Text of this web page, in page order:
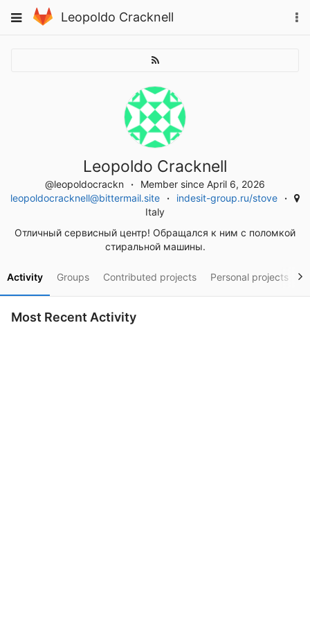
to
Toggle
Leopoldo Cracknell
Leopoldo Cracknell
@leopoldocrackn
Member since April 6, 2026
leopoldocracknell@bittermail.site
indesit-group.ru/stove
Italy
Отличный сервисный центр! Обращался к ним с поломкой
стиральной машины.
Activity Groups Contributed projects Personal projects
Most Recent Activity